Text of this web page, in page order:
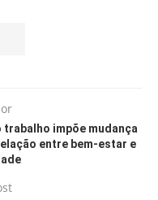
trabalho impõe mudança
entre bem-estar e